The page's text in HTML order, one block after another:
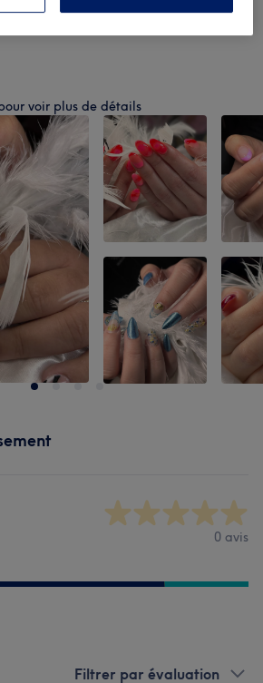
voir plus de détails
0 avis
Filtrer par évaluation